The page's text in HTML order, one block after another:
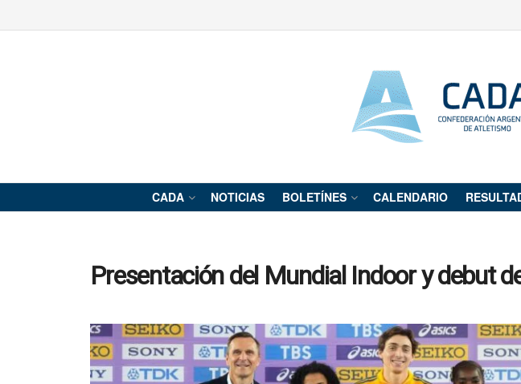
CADA NOTICIAS BOLETÍNES CALENDARIO
Presentación del Mundial Indoor y debut